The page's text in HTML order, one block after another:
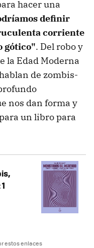
hacer una
definir
corriente
gótico". Del robo y
la Edad Moderna
de zombis-
nos dan forma y
un libro para
estos enlaces